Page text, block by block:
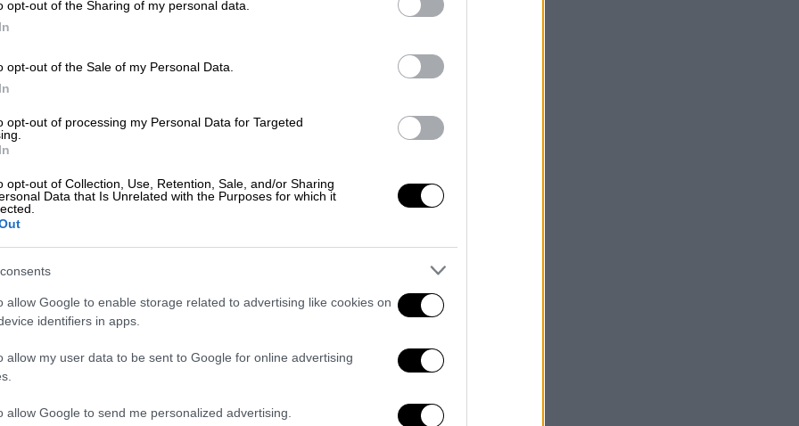
opt-out of the Sharing of my personal data.
opt-out of the Sale of my Personal Data.
opt-out of processing my Personal Data for Targeted
opt-out of Collection, Use, Retention, Sale, and/or Sharing
Data that Is Unrelated with the Purposes for which it
allow Google to enable storage related to advertising like cookies on
identifiers in apps.
allow my user data to be sent to Google for online advertising
allow Google to send me personalized advertising.
masivo en la población a través de
para acceder al poder y del narco
civiles e hirieron a 17 civiles más en
April 25, 2026
οχήματα και κρατήρες
στην Κάουκα, ο τοπικός
τη βομβιστική επίθεση ως«τυφλή».